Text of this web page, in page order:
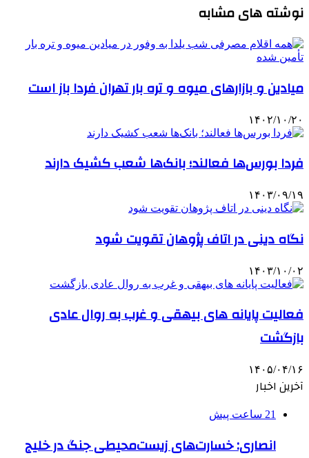
نوشته های مشابه
میادین و بازارهای میوه و تره بار تهران فردا باز است
۱۴۰۲/۱۰/۲۰
فردا بورس‌ها فعالند؛ بانک‌ها شعب کشیک دارند
۱۴۰۳/۰۹/۱۹
نگاه دینی در اتاف پژوهان تقویت شود
۱۴۰۳/۱۰/۰۲
فعالیت پایانه های بیهقی و غرب به روال عادی
بازگشت
۱۴۰۵/۰۴/۱۶
آخرین اخبار
21 ساعت پیش
انصاری: خسارت‌های زیست‌محیطی جنگ در خلیج